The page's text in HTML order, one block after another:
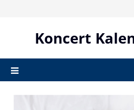
Koncert